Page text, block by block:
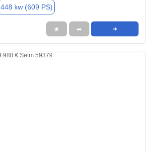
448 kw (609 PS)
★ ➦ ➜